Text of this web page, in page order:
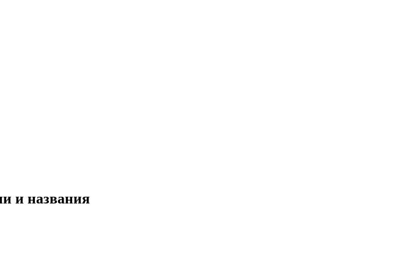
и названия